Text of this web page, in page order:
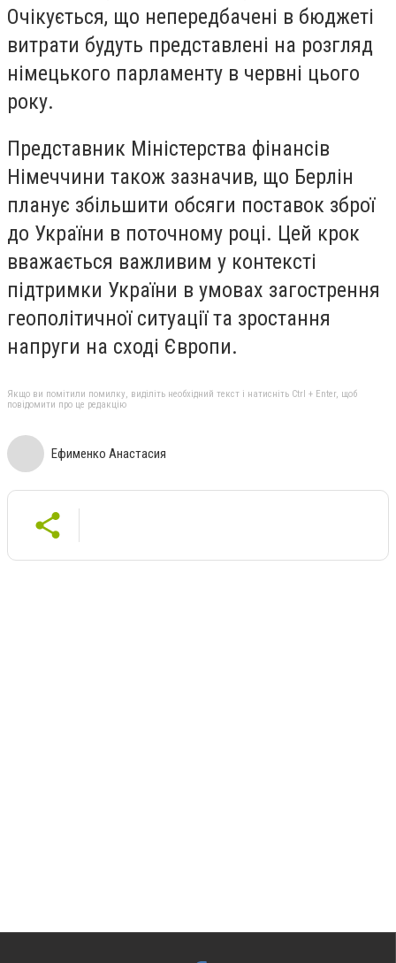
Очікується, що непередбачені в бюджеті
витрати будуть представлені на розгляд
німецького парламенту в червні цього
року.
Представник Міністерства фінансів
Німеччини також зазначив, що Берлін
планує збільшити обсяги поставок зброї
до України в поточному році. Цей крок
вважається важливим у контексті
підтримки України в умовах загострення
геополітичної ситуації та зростання
напруги на сході Європи.
Якщо ви помітили помилку, виділіть необхідний текст і натисніть Ctrl + Enter, щоб
повідомити про це редакцію
Ефименко Анастасия